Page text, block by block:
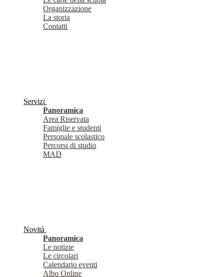
Organizzazione
La storia
Contatti
Servizi
Panoramica
Area Riservata
Famiglie e studenti
Personale scolastico
Percorsi di studio
MAD
Novità
Panoramica
Le notizie
Le circolari
Calendario eventi
Albo Online